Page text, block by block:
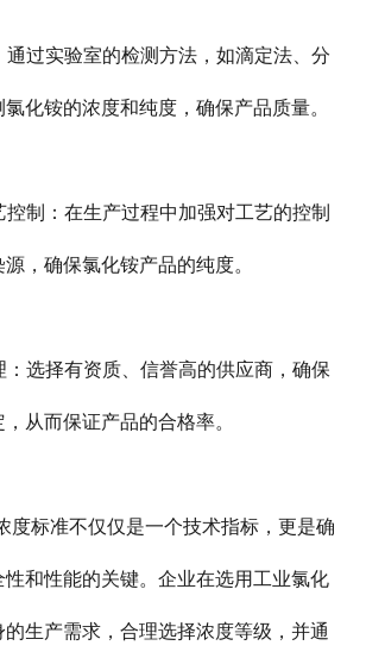
通过实验室的检测方法，如滴定法、分
化铵的浓度和纯度，确保产品质量。
控制：在生产过程中加强对工艺的控制
，确保氯化铵产品的纯度。
：选择有资质、信誉高的供应商，确保
从而保证产品的合格率。
度标准不仅仅是一个技术指标，更是确
和性能的关键。企业在选用工业氯化
生产需求，合理选择浓度等级，并通